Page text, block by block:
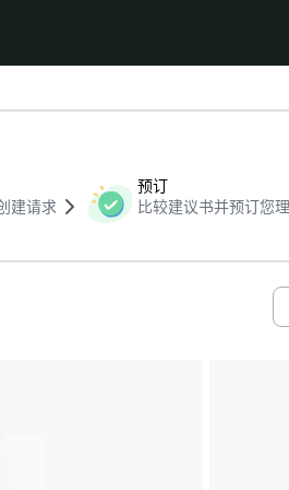
建请求
预订
比较建议书并预订您